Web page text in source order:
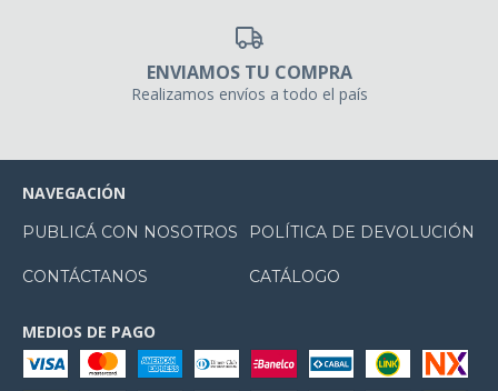
ENVIAMOS TU COMPRA
Realizamos envíos a todo el país
NAVEGACIÓN
PUBLICÁ CON NOSOTROS POLÍTICA DE DEVOLUCIÓN
CONTÁCTANOS CATÁLOGO
MEDIOS DE PAGO